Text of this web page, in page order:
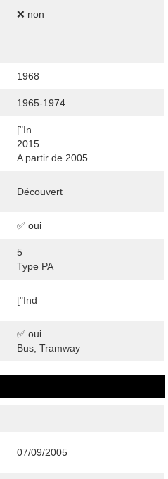
❌ non
1968
1965-1974
["In
2015
A partir de 2005
Découvert
✅ oui
5
Type PA
["Ind
✅ oui
Bus, Tramway
07/09/2005